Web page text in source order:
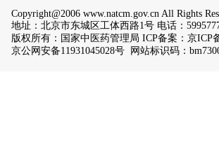
Copyright@2006 www.natcm.gov.cn All Rights
地址：北京市东城区工体西路1号 电话：
版权所有：国家中医药管理局 ICP备案： 京ICP
京公网安备11931045028号 网站标识码：